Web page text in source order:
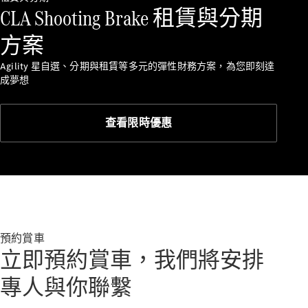
Mercedes-
Maybach
Benz G-
Class
Class
創新與科
自動駕駛和
輔助系統
MBUX 多媒
CLA Shooting Brake 租賃與分期
方案
Agility 星自選、分期與租賃等多元的彈性財務方案，為您即刻達
成夢想
查看限時優惠
預約賞車
立即預約賞車，我們將安排
專人與你聯繫